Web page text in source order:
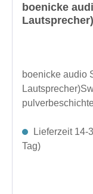
boenicke
Lautsprecher)
boenicke audio
Weitere Länen,
oder Ihrer
Lieferzeit 14-
Tag)